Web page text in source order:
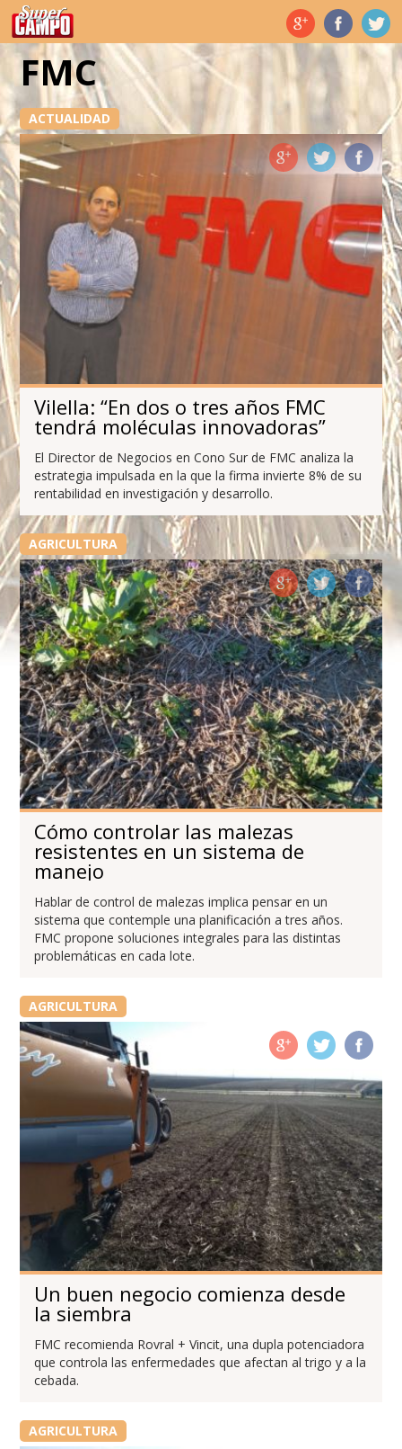
Temas de hoy
FMC
ACTUALIDAD
Vilella: “En dos o tres años FMC
tendrá moléculas innovadoras”
El Director de Negocios en Cono Sur de FMC analiza la
estrategia impulsada en la que la firma invierte 8% de su
rentabilidad en investigación y desarrollo.
AGRICULTURA
Cómo controlar las malezas
resistentes en un sistema de
manejo
Hablar de control de malezas implica pensar en un
sistema que contemple una planificación a tres años.
FMC propone soluciones integrales para las distintas
problemáticas en cada lote.
AGRICULTURA
Un buen negocio comienza desde
la siembra
FMC recomienda Rovral + Vincit, una dupla potenciadora
que controla las enfermedades que afectan al trigo y a la
cebada.
AGRICULTURA